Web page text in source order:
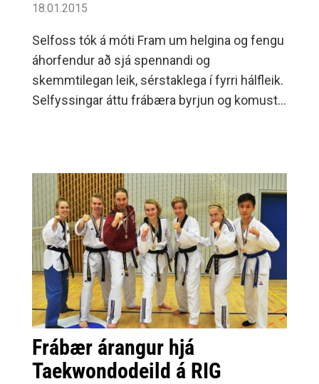
18.01.2015
Selfoss tók á móti Fram um helgina og fengu
áhorfendur að sjá spennandi og
skemmtilegan leik, sérstaklega í fyrri hálfleik.
Selfyssingar áttu frábæra byrjun og komust í
Frábær árangur hjá
Taekwondodeild á RIG